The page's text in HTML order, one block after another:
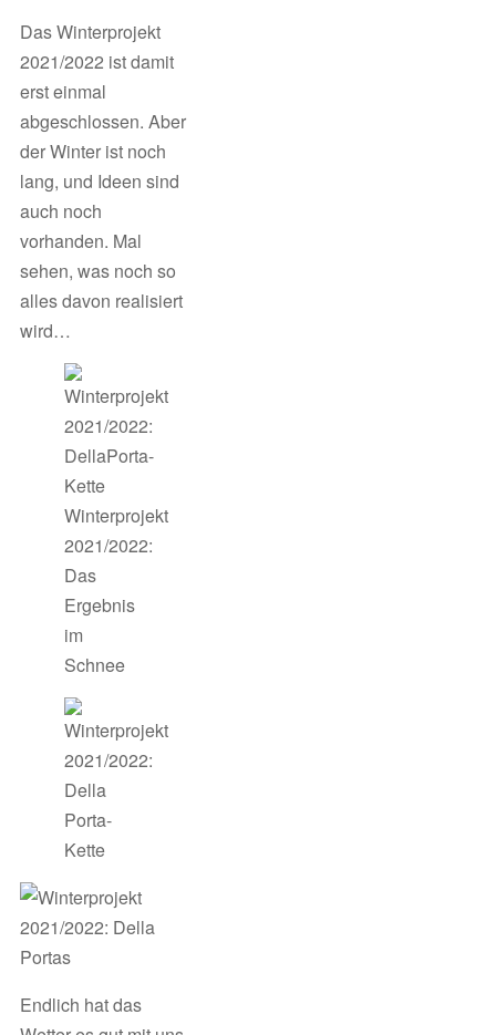
Das Winterprojekt
2021/2022 ist damit
erst einmal
abgeschlossen. Aber
der Winter ist noch
lang, und Ideen sind
auch noch
vorhanden. Mal
sehen, was noch so
alles davon realisiert
wird…
Winterprojekt
2021/2022:
Das
Ergebnis
im
Schnee
Endlich hat das